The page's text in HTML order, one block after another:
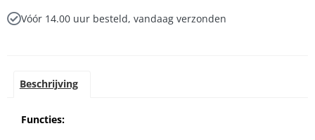
Vóór 14.00 uur besteld, vandaag verzonden
Beschrijving
Functies: